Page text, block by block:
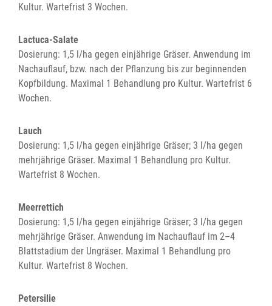
Kultur. Wartefrist 3 Wochen.
Lactuca-Salate
Dosierung: 1,5 l/ha gegen einjährige Gräser. Anwendung im
Nachauflauf, bzw. nach der Pflanzung bis zur beginnenden
Kopfbildung. Maximal 1 Behandlung pro Kultur. Wartefrist 6
Wochen.
Lauch
Dosierung: 1,5 l/ha gegen einjährige Gräser; 3 l/ha gegen
mehrjährige Gräser. Maximal 1 Behandlung pro Kultur.
Wartefrist 8 Wochen.
Meerrettich
Dosierung: 1,5 l/ha gegen einjährige Gräser; 3 l/ha gegen
mehrjährige Gräser. Anwendung im Nachauflauf im 2–4
Blattstadium der Ungräser. Maximal 1 Behandlung pro
Kultur. Wartefrist 8 Wochen.
Petersilie